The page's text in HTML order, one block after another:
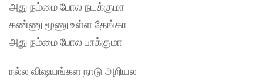
அது நம்மை போல நடக்குமா
கண்ணு மூணு உள்ள தேங்கா
அது நம்மை போல பாக்குமா
நல்ல விஷயங்கள நாடு அறியல